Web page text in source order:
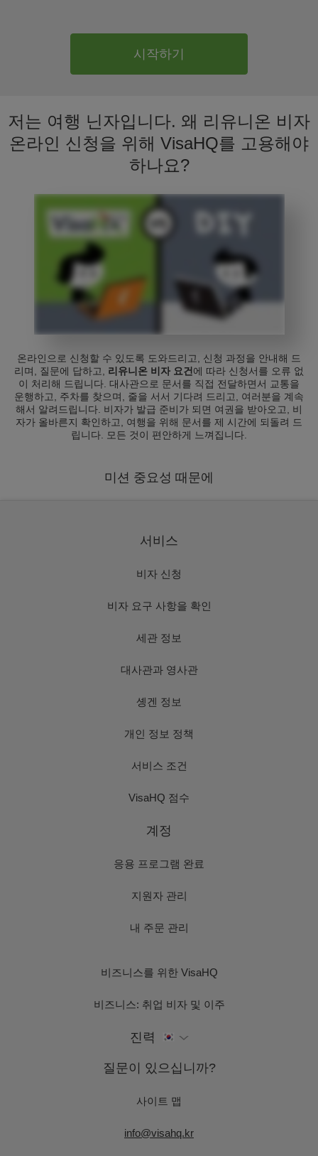
시작하기
저는 여행 닌자입니다. 왜 리유니온 비자
온라인 신청을 위해 VisaHQ를 고용해야
하나요?
온라인으로 신청할 수 있도록 도와드리고, 신청 과정을 안내해 드
리며, 질문에 답하고, 리유니온 비자 요건 에 따라 신청서를 오류 없
이 처리해 드립니다. 대사관으로 문서를 직접 전달하면서 교통을
운행하고, 주차를 찾으며, 줄을 서서 기다려 드리고, 여러분을 계속
해서 알려드립니다. 비자가 발급 준비가 되면 여권을 받아오고, 비
자가 올바른지 확인하고, 여행을 위해 문서를 제 시간에 되돌려 드
립니다. 모든 것이 편안하게 느껴집니다.
미션 중요성 때문에
서비스
비자 신청
비자 요구 사항을 확인
세관 정보
대사관과 영사관
솅겐 정보
개인 정보 정책
서비스 조건
VisaHQ 점수
계정
응용 프로그램 완료
지원자 관리
내 주문 관리
비즈니스를 위한 VisaHQ
비즈니스: 취업 비자 및 이주
진력
질문이 있으십니까?
사이트 맵
info@visahq.kr